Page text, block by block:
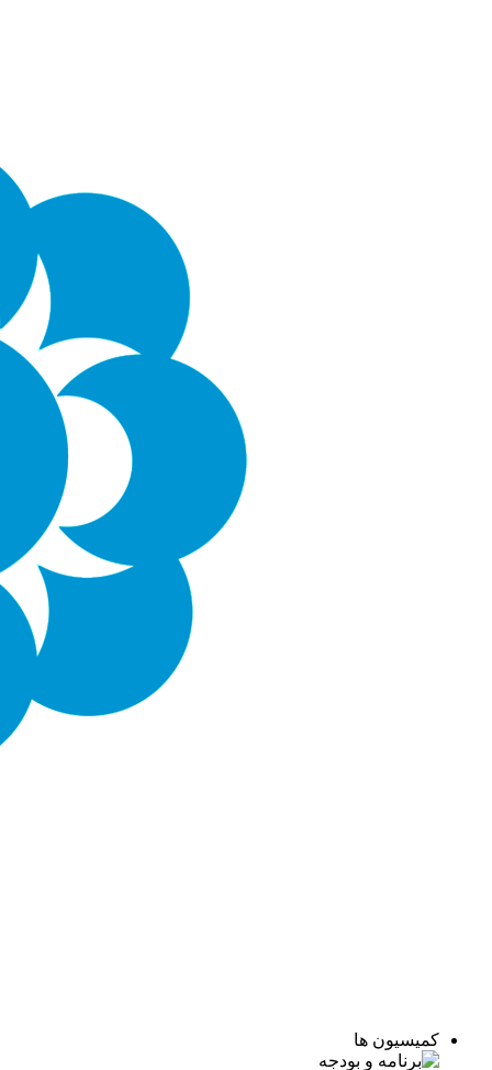
کمیسیون ها